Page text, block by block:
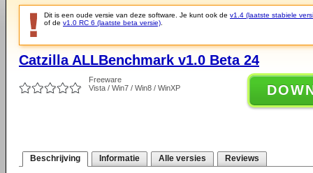
Dit is een oude versie van deze software. Je kunt ook de v1.4 (laatste stabiele
of de v1.0 RC 6 (laatste beta versie)
Catzilla ALLBenchmark v1.0 Beta 24
Freeware
Vista / Win7 / Win8 / WinXP
Beschrijving Informatie Alle versies Reviews